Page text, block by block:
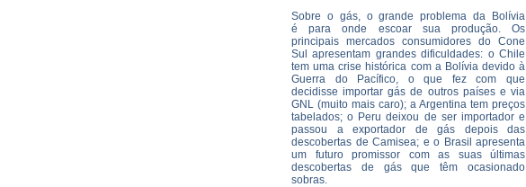
Sobre o gás, o grande problema da Bolívia
é para onde escoar sua produção. Os
principais mercados consumidores do Cone
Sul apresentam grandes dificuldades: o Chile
tem uma crise histórica com a Bolívia devido à
Guerra do Pacífico, o que fez com que
decidisse importar gás de outros países e via
GNL (muito mais caro); a Argentina tem preços
tabelados; o Peru deixou de ser importador e
passou a exportador de gás depois das
descobertas de Camisea; e o Brasil apresenta
um futuro promissor com as suas últimas
descobertas de gás que têm ocasionado
sobras.